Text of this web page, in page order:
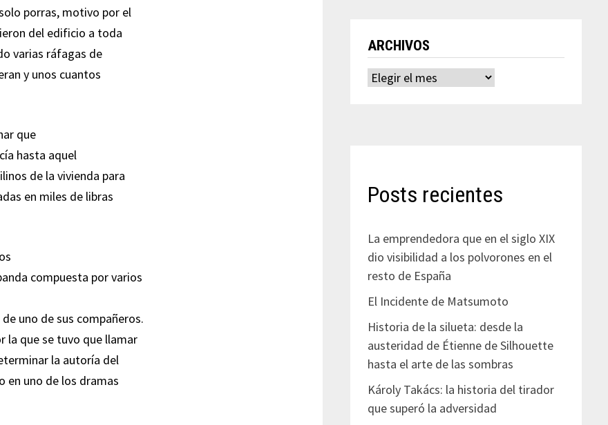
porras, motivo por el
del edificio a toda
varias ráfagas de
y unos cuantos
que
hasta aquel
de la vivienda para
en miles de libras
compuesta por varios
uno de sus compañeros.
la que se tuvo que llamar
la autoría del
en uno de los dramas
ARCHIVOS
Archivos
Posts recientes
La emprendedora que en el siglo XIX
dio visibilidad a los polvorones en el
resto de España
El Incidente de Matsumoto
Historia de la silueta: desde la
austeridad de Étienne de Silhouette
hasta el arte de las sombras
Károly Takács: la historia del tirador
que superó la adversidad